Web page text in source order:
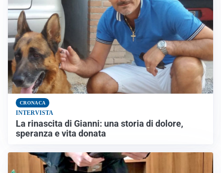
CRONACA
INTERVISTA
La rinascita di Gianni: una storia di dolore,
speranza e vita donata